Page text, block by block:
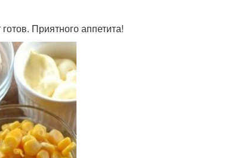
Приятного аппетита!